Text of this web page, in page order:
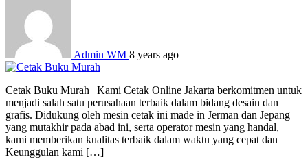
Admin WM 8 years ago
Cetak Buku Murah | Kami Cetak Online Jakarta berkomitmen untuk
menjadi salah satu perusahaan terbaik dalam bidang desain dan
grafis. Didukung oleh mesin cetak ini made in Jerman dan Jepang
yang mutakhir pada abad ini, serta operator mesin yang handal,
kami memberikan kualitas terbaik dalam waktu yang cepat dan
Keunggulan kami […]